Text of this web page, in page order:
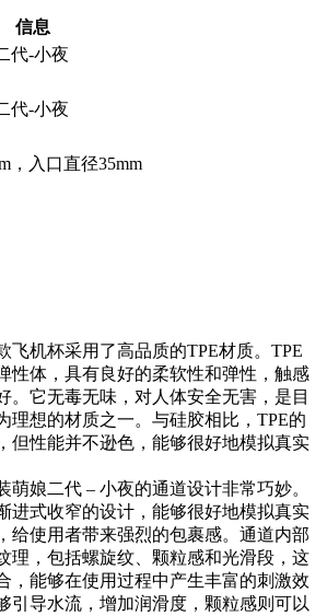
信息
代-小夜
代-小夜
，入口直径35mm
飞机杯采用了高品质的TPE材质。TPE
性体，具有良好的柔软性和弹性，触感
。它无毒无味，对人体安全无害，是目
理想的材质之一。与硅胶相比，TPE的
但性能并不逊色，能够很好地模拟真实
萌娘二代 – 小夜的通道设计非常巧妙。
进式收窄的设计，能够很好地模拟真实
给使用者带来强烈的包裹感。通道内部
理，包括螺旋纹、颗粒感和光滑段，这
，能够在使用过程中产生丰富的刺激效
引导水流，增加润滑度，颗粒感则可以